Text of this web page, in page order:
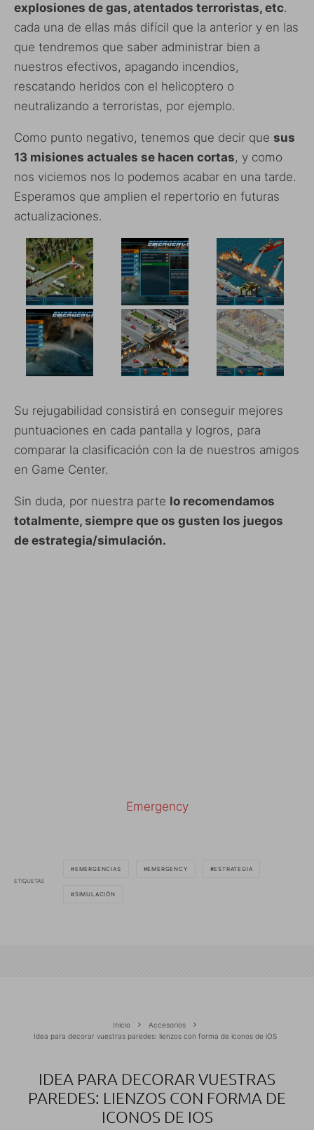
explosiones de gas, atentados terroristas, etc.
cada una de ellas más difícil que la anterior y en las
que tendremos que saber administrar bien a
nuestros efectivos, apagando incendios,
rescatando heridos con el helicoptero o
neutralizando a terroristas, por ejemplo.
Como punto negativo, tenemos que decir que sus
13 misiones actuales se hacen cortas, y como
nos viciemos nos lo podemos acabar en una tarde.
Esperamos que amplien el repertorio en futuras
actualizaciones.
Su rejugabilidad consistirá en conseguir mejores
puntuaciones en cada pantalla y logros, para
comparar la clasificación con la de nuestros amigos
en Game Center.
Sin duda, por nuestra parte lo recomendamos
totalmente, siempre que os gusten los juegos
de estrategia/simulación.
Emergency
ETIQUETAS
EMERGENCIAS EMERGENCY ESTRATEGIA
SIMULACIÓN
Inicio
Accesorios
Idea para decorar vuestras paredes: lienzos con forma de iconos de iOS
IDEA PARA DECORAR VUESTRAS
PAREDES: LIENZOS CON FORMA DE
ICONOS DE IOS